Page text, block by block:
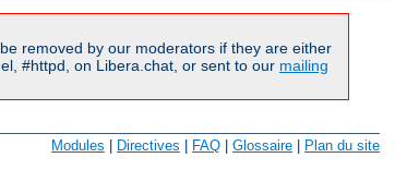
removed by our moderators if they are either
#httpd, on Libera.chat, or sent to our mailing
Modules Directives FAQ Glossaire Plan du site